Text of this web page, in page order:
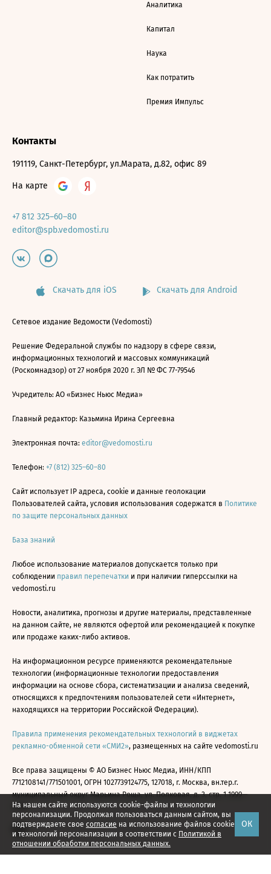
На нашем сайте используются cookie-файлы и технологии
персонализации. Продолжая пользоваться данным сайтом, вы
подтверждаете свое согласие на использование файлов cookie
и технологий персонализации в соответствии с Политикой в
отношении обработки персональных данных.
ОК
Аналитика
Капитал
Наука
Как потратить
Премия Импульс
Контакты
191119, Санкт-Петербург, ул.Марата, д.82, офис 89
На карте
+7 812 325–60–80
editor@spb.vedomosti.ru
Скачать для iOS Скачать для Android
Сетевое издание Ведомости (Vedomosti)
Решение Федеральной службы по надзору в сфере связи,
информационных технологий и массовых коммуникаций
(Роскомнадзор) от 27 ноября 2020 г. ЭЛ № ФС 77-79546
Учредитель: АО «Бизнес Ньюс Медиа»
Главный редактор: Казьмина Ирина Сергеевна
Электронная почта: editor@vedomosti.ru
Телефон: +7 (812) 325–60–80
Сайт использует IP адреса, cookie и данные геолокации
Пользователей сайта, условия использования содержатся в Политике
по защите персональных данных
База знаний
Любое использование материалов допускается только при
соблюдении правил перепечатки и при наличии гиперссылки на
vedomosti.ru
Новости, аналитика, прогнозы и другие материалы, представленные
на данном сайте, не являются офертой или рекомендацией к покупке
или продаже каких-либо активов.
На информационном ресурсе применяются рекомендательные
технологии (информационные технологии предоставления
информации на основе сбора, систематизации и анализа сведений,
относящихся к предпочтениям пользователей сети «Интернет»,
находящихся на территории Российской Федерации).
Правила применения рекомендательных технологий в виджетах
рекламно-обменной сети «СМИ2», размещенных на сайте vedomosti.ru
Все права защищены © АО Бизнес Ньюс Медиа, ИНН/КПП
7712108141/771501001, ОГРН 1027739124775, 127018, г. Москва, вн.тер.г.
муниципальный округ Марьина Роща, ул. Полковая, д. 3, стр. 1 1999—
2026